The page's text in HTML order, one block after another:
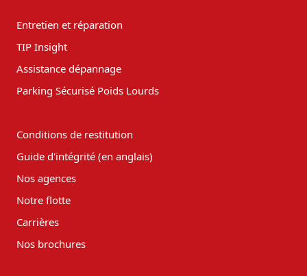
Entretien et réparation
TIP Insight
Assistance dépannage
Parking Sécurisé Poids Lourds
Conditions de restitution
Guide d'intégrité (en anglais)
Nos agences
Notre flotte
Carrières
Nos brochures